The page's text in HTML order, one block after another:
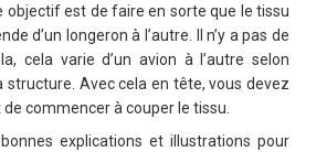
objectif est de faire en sorte que le tissu
d’un longeron à l’autre. Il n’y a pas de
cela varie d’un avion à l’autre selon
structure. Avec cela en tête, vous devez
commencer à couper le tissu.
bonnes explications et illustrations pour